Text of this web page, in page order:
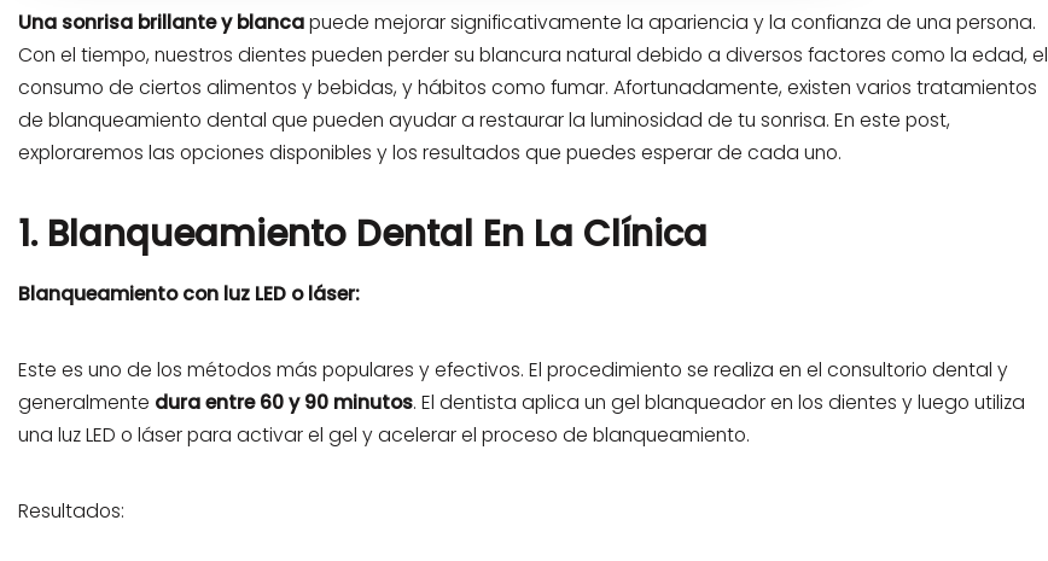
Una sonrisa brillante y blancapuede mejorar significativamente la apariencia y la confianza de una persona.
Con el tiempo, nuestros dientes pueden perder su blancura natural debido a diversos factores como la edad, el
consumo de ciertos alimentos y bebidas, y hábitos como fumar. Afortunadamente, existen varios tratamientos
de blanqueamiento dental que pueden ayudar a restaurar la luminosidad de tu sonrisa. En este post,
exploraremos las opciones disponibles y los resultados que puedes esperar de cada uno.
1. Blanqueamiento Dental En La Clínica
Blanqueamiento con luz LED o láser:
Este es uno de los métodos más populares y efectivos. El procedimiento se realiza en el consultorio dental y
generalmente dura entre 60 y 90 minutos. El dentista aplica un gel blanqueador en los dientes y luego utiliza
una luz LED o láser para activar el gel y acelerar el proceso de blanqueamiento.
Resultados: